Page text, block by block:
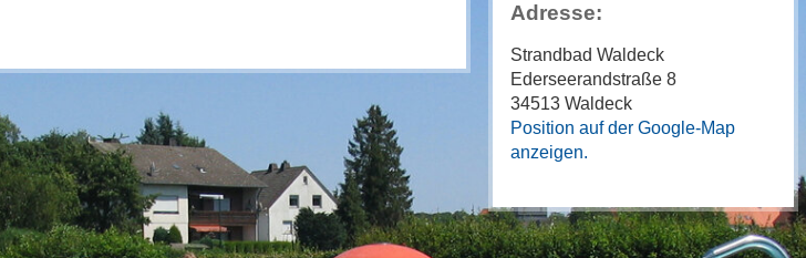
Adresse:
Strandbad Waldeck
Ederseerandstraße 8
34513 Waldeck
Position auf der Google-Map
anzeigen.